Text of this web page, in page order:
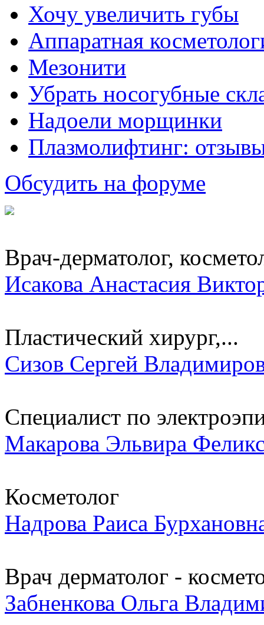
Хочу увеличить губы
Аппаратная
Мезонити
Убрать носогубные
Надоели морщинки
Плазмолифтинг:
Обсудить на форуме
Врач-дерматолог,
Исакова Анастасия
Пластический хирург,...
Сизов Сергей
Специалист по
Макарова Эльвира
Косметолог
Надрова Раиса
Врач дерматолог -
Забненкова Ольга